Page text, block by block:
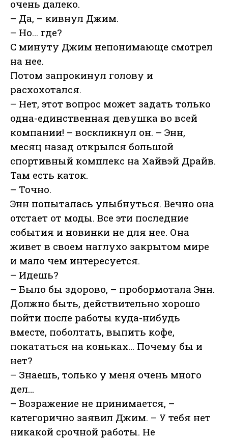
очень далеко.
– Да, – кивнул Джим.
– Но… где?
С минуту Джим непонимающе смотрел
на нее.
Потом запрокинул голову и
расхохотался.
– Нет, этот вопрос может задать только
одна-единственная девушка во всей
компании! – воскликнул он. – Энн,
месяц назад открылся большой
спортивный комплекс на Хайвэй Драйв.
Там есть каток.
– Точно.
Энн попыталась улыбнуться. Вечно она
отстает от моды. Все эти последние
события и новинки не для нее. Она
живет в своем наглухо закрытом мире
и мало чем интересуется.
– Идешь?
– Было бы здорово, – пробормотала Энн.
Должно быть, действительно хорошо
пойти после работы куда-нибудь
вместе, поболтать, выпить кофе,
покататься на коньках… Почему бы и
нет?
– Знаешь, только у меня очень много
дел…
– Возражение не принимается, –
категорично заявил Джим. – У тебя нет
никакой срочной работы. Не